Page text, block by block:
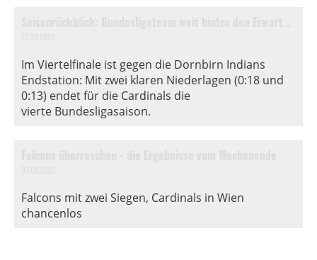
Im Viertelfinale ist gegen die Dornbirn Indians
Endstation: Mit zwei klaren Niederlagen (0:18 und
0:13) endet für die Cardinals die
vierte Bundesligasaison.
Falcons mit zwei Siegen, Cardinals in Wien
chancenlos